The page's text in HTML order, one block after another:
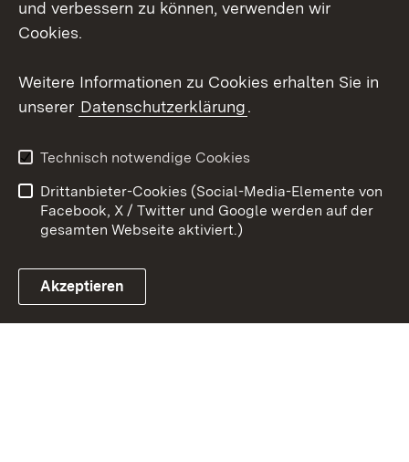
Youtube
Link zum Landesportal
Kontakt
Datenschutz
Barrierefreiheit
Impressum Cookies
und verbessern zu können, verwenden wir
Cookies.
Weitere Informationen zu Cookies erhalten Sie in
unserer Datenschutzerklärung.
Technisch notwendige Cookies
Drittanbieter-Cookies (Social-Media-Elemente von
Facebook, X / Twitter und Google werden auf der
gesamten Webseite aktiviert.)
Akzeptieren